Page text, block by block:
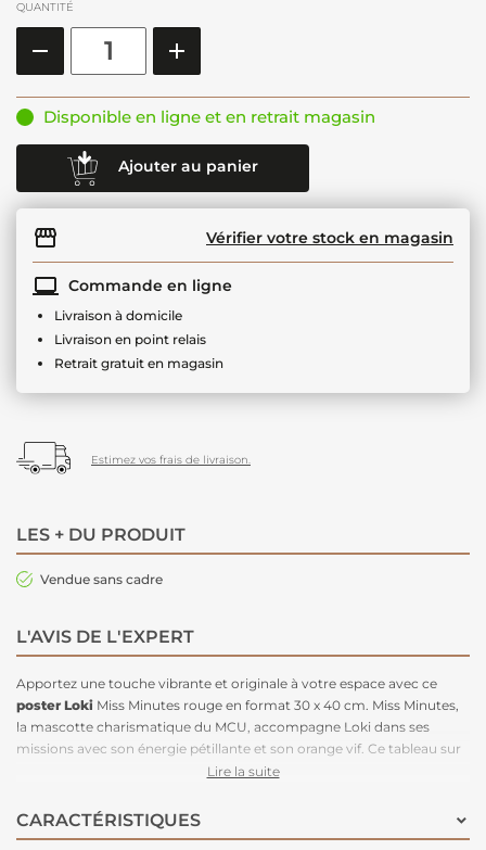
QUANTITÉ
Disponible en ligne et en retrait magasin
Ajouter au panier
Vérifier votre stock en magasin
Commande en ligne
Livraison à domicile
Livraison en point relais
Retrait gratuit en magasin
Estimez vos frais de livraison.
LES + DU PRODUIT
Vendue sans cadre
L'AVIS DE L'EXPERT
Apportez une touche vibrante et originale à votre espace avec ce
poster Loki Miss Minutes rouge en format 30 x 40 cm. Miss Minutes,
la mascotte charismatique du MCU, accompagne Loki dans ses
missions avec son énergie pétillante et son orange vif. Ce tableau sur
châssis est parfait pour les fans de Marvel à la recherche d’un élément
coin bureau, ceposterest un clin d'œil coloré à l'univers de Loki,
combinant style et passion pour le multivers Marvel.
Lire la suite
CARACTÉRISTIQUES